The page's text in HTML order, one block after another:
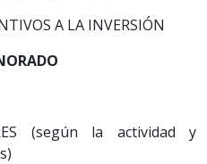
A LA INVERSIÓN
(según la actividad y